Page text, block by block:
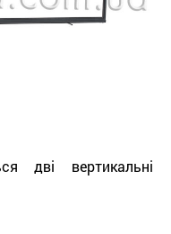
дві вертикальні